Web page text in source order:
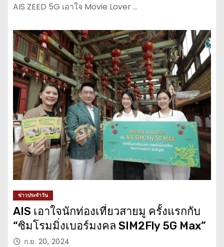
AIS ZEED 5G เอาใจ Movie Lover …
ข่าวประจำวัน
AIS เอาใจนักท่องเที่ยวสายมู ครั้งแรกกับ
“ซิมโรมมิ่งเบอร์มงคล SIM2Fly 5G Max”
ก.ย. 20, 2024